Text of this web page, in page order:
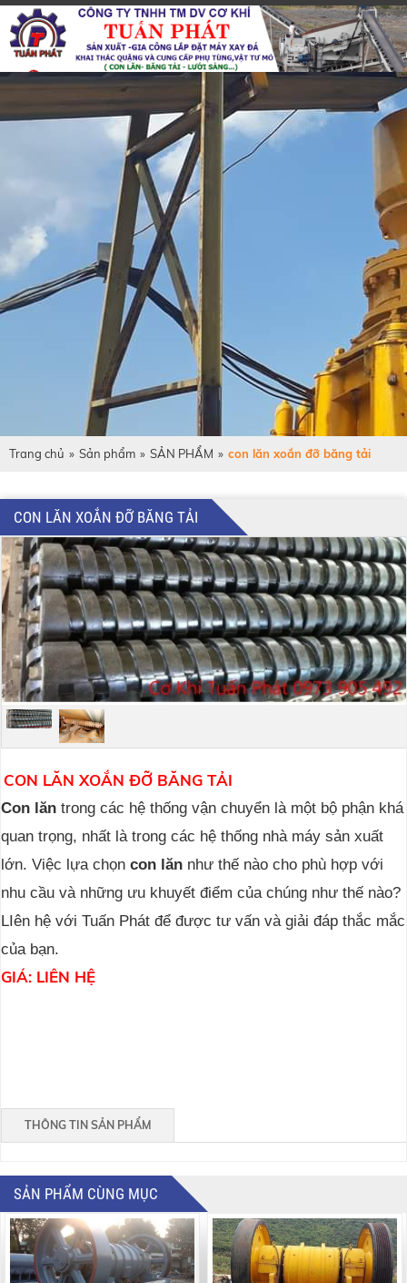
Trang chủ » Sản phẩm » SẢN PHẨM » con lăn xoắn đỡ băng tải
CON LĂN XOẮN ĐỠ BĂNG TẢI
CON LĂN XOẮN ĐỠ BĂNG TẢI
Con lăn trong các hệ thống vận chuyển là một bộ phận khá
quan trọng, nhất là trong các hệ thống nhà máy sản xuất
lớn. Việc lựa chọn con lăn như thế nào cho phù hợp với
nhu cầu và những ưu khuyết điểm của chúng như thế nào?
LIên hệ với Tuấn Phát để được tư vấn và giải đáp thắc mắc
của bạn.
GIÁ: LIÊN HỆ
THÔNG TIN SẢN PHẨM
SẢN PHẨM CÙNG MỤC